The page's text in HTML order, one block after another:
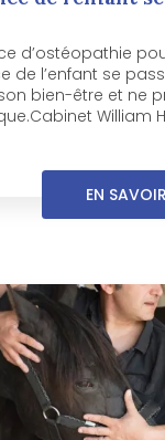
d’ostéopathie
de l’enfant se
bien-être et ne
William
EN